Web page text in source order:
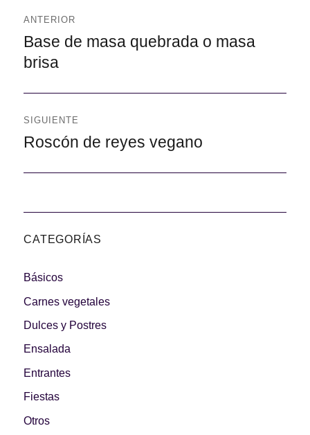
entradas
ANTERIOR
Anterior
Base de masa quebrada o masa
brisa
SIGUIENTE
Siguiente
Roscón de reyes vegano
CATEGORÍAS
Básicos
Carnes vegetales
Dulces y Postres
Ensalada
Entrantes
Fiestas
Otros